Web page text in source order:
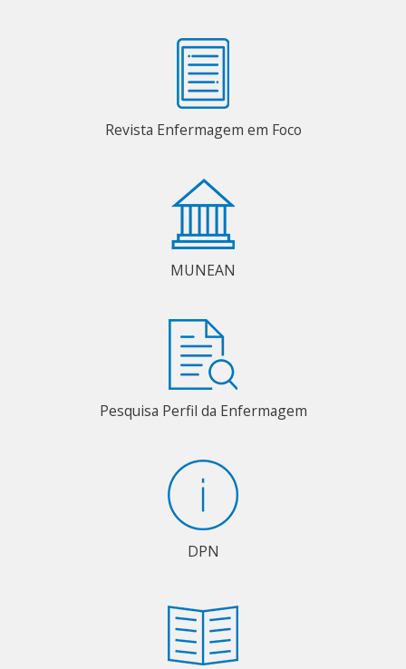
Revista Enfermagem em Foco
MUNEAN
Pesquisa Perfil da Enfermagem
DPN